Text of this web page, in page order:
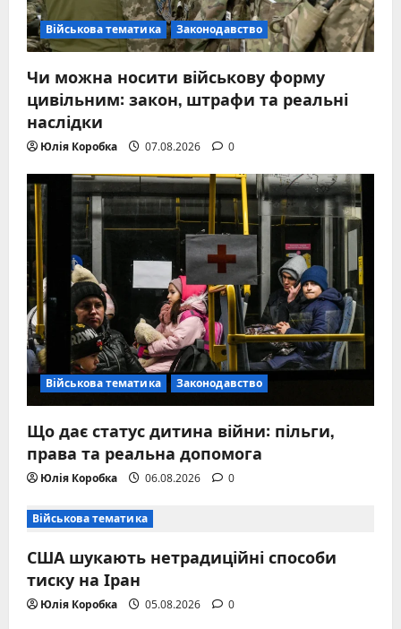
Військова тематика Законодавство
Чи можна носити військову форму
цивільним: закон, штрафи та реальні
наслідки
Юлія Коробка 07.08.2026 0
Військова тематика Законодавство
Що дає статус дитина війни: пільги,
права та реальна допомога
Юлія Коробка 06.08.2026 0
Військова тематика
США шукають нетрадиційні способи
тиску на Іран
Юлія Коробка 05.08.2026 0